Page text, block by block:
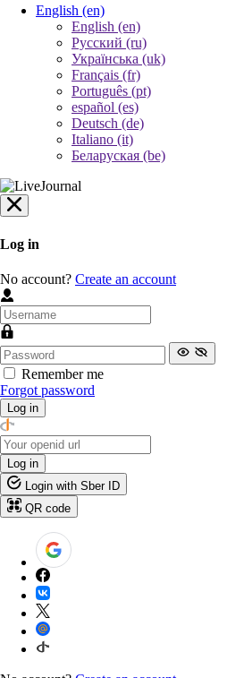
English (en)
English (en)
Русский (ru)
Українська (uk)
Français (fr)
Português (pt)
español (es)
Deutsch (de)
Italiano (it)
Беларуская (be)
Log in
No account? Create an account
Remember me
Forgot password
Log in
Log in
Login with Sber ID
QR code